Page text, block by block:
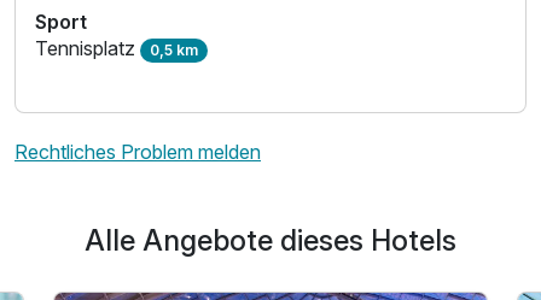
Sport
Tennisplatz 0,5 km
Rechtliches Problem melden
Alle Angebote dieses Hotels